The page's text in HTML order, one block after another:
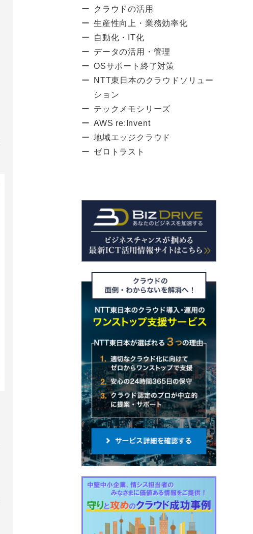
クラウドの活用
生産性向上・業務効率化
自動化・IT化
データの活用・管理
OSサポート終了対策
NTT東日本のクラウドソリュー
ション
テックメモシリーズ
AWS re:Invent
地域エッジクラウド
ゼロトラスト